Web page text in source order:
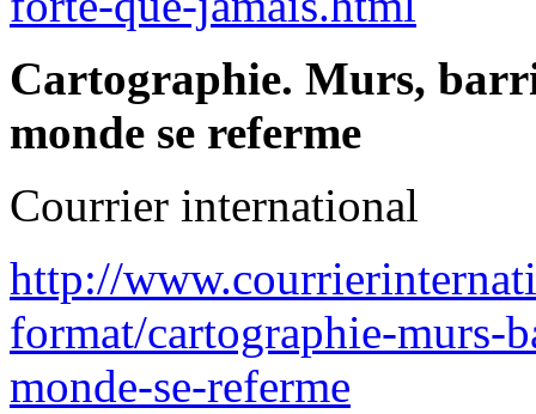
Cartographie. Murs,
monde se referme
Courrier international
http://
format/cartographie-murs-
monde-se-referme